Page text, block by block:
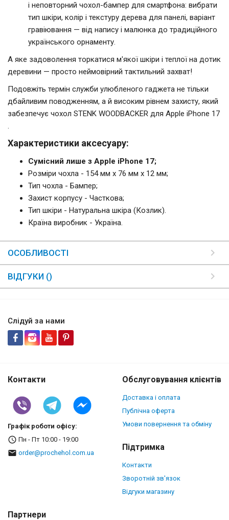
і неповторний чохол-бампер для смартфона: вибрати
тип шкіри, колір і текстуру дерева для панелі, варіант
гравіювання — від напису і малюнка до традиційного
українського орнаменту.
А яке задоволення торкатися м'якої шкіри і теплої на дотик
деревини — просто неймовірний тактильний захват!
Подовжіть термін служби улюбленого гаджета не тільки
дбайливим поводженням, а й високим рівнем захисту, який
забезпечує чохол STENK WOODBACKER для Apple iPhone 17
.
Характеристики аксесуару:
Сумісний лише з Apple iPhone 17;
Розміри чохла - 154 мм x 76 мм x 12 мм;
Тип чохла - Бампер;
Захист корпусу - Часткова;
Тип шкіри - Натуральна шкіра (Козлик).
Країна виробник - Україна.
ОСОБЛИВОСТІ
ВІДГУКИ ()
Слідуй за нами
Контакти
Графік роботи офісу:
Пн - Пт 10:00 - 19:00
order@prochehol.com.ua
Обслуговування клієнтів
Доставка і оплата
Публічна оферта
Умови повернення та обміну
Підтримка
Контакти
Зворотній зв'язок
Відгуки магазину
Партнери